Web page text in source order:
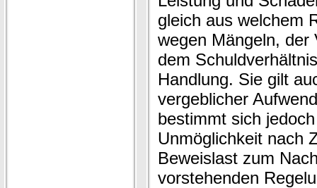
gleich aus welchem
wegen Mängeln, der
dem
Handlung. Sie gilt
vergeblicher
bestimmt sich
Unmöglichkeit nach
Beweislast zum
vorstehenden